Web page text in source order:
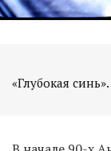
«Глубокая